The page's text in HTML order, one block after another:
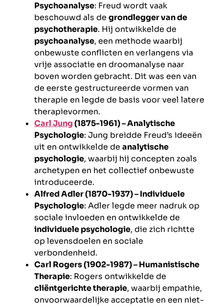
Psychoanalyse: Freud wordt vaak
beschouwd als de grondlegger van de
psychotherapie. Hij ontwikkelde de
psychoanalyse, een methode waarbij
onbewuste conflicten en verlangens via
vrije associatie en droomanalyse naar
boven worden gebracht. Dit was een van
de eerste gestructureerde vormen van
therapie en legde de basis voor veel latere
therapievormen.
Carl Jung(1875-1961) – Analytische
Psychologie: Jung breidde Freud’s ideeën
uit en ontwikkelde de analytische
psychologie, waarbij hij concepten zoals
archetypen en het collectief onbewuste
introduceerde.
Alfred Adler (1870-1937) – Individuele
Psychologie: Adler legde meer nadruk op
sociale invloeden en ontwikkelde de
individuele psychologie, die zich richtte
op levensdoelen en sociale
verbondenheid.
Carl Rogers (1902-1987) – Humanistische
Therapie: Rogers ontwikkelde de
cliëntgerichte therapie, waarbij empathie,
onvoorwaardelijke acceptatie en een niet-